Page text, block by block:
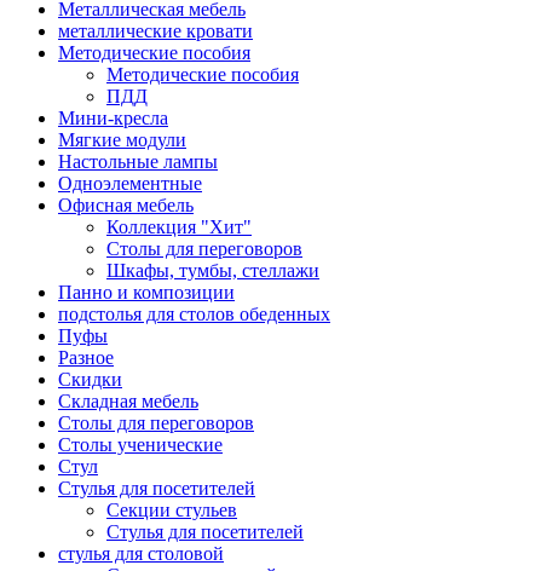
Металлическая мебель
металлические кровати
Методические пособия
Методические пособия
ПДД
Мини-кресла
Мягкие модули
Настольные лампы
Одноэлементные
Офисная мебель
Коллекция "Хит"
Столы для переговоров
Шкафы, тумбы, стеллажи
Панно и композиции
подстолья для столов обеденных
Пуфы
Разное
Скидки
Складная мебель
Столы для переговоров
Столы ученические
Стул
Стулья для посетителей
Секции стульев
Стулья для посетителей
стулья для столовой